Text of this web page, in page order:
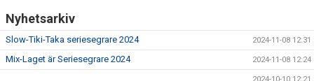
Nyhetsarkiv
Slow-Tiki-Taka seriesegrare 2024 2024-11-08 12:31
Mix-Laget är Seriesegrare 2024 2024-11-08 12:24